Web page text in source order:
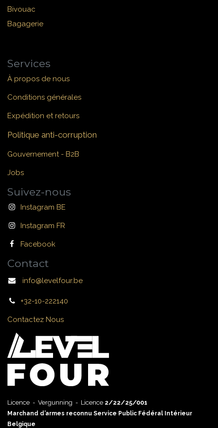
Bivouac
Bagagerie
Services
À propos de nous
Conditions générales
Expédition et retours
Politique anti-corruption
Gouvernement - B2B
Jobs
Suivez-nous
Instagram BE
Instagram FR
Facebook
Contact
info@levelfour.be
+32-10-222140
Contactez Nous
Licence - Vergunning - Licence 2/22/25/001
Marchand d’armes reconnu Service Public Fédéral Intérieur
Belgique